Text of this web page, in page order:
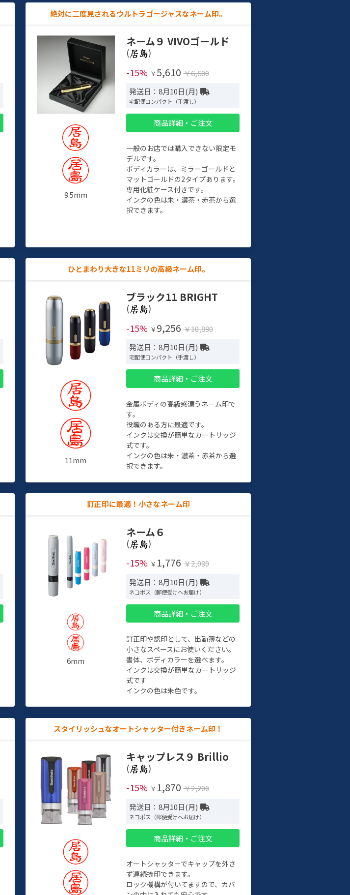
絶対に二度見されるウルトラゴージャスなネーム印。
9.5mm
ネーム９ VIVOゴールド
(
)
-15% ￥ 5,610 ￥6,600
発送日：8月10日(月)
宅配便コンパクト（手渡し）
商品詳細・ご注文
一般のお店では購入できない限定モ
デルです。
ボディカラーは、ミラーゴールドと
マットゴールドの2タイプあります。
専用化粧ケース付きです。
インクの色は朱・濃茶・赤茶から選
択できます。
ひとまわり大きな11ミリの高級ネーム印。
11mm
ブラック11 BRIGHT
(
)
-15% ￥ 9,256 ￥10,890
発送日：8月10日(月)
宅配便コンパクト（手渡し）
商品詳細・ご注文
金属ボディの高級感漂うネーム印で
す。
役職のある方に最適です。
インクは交換が簡単なカートリッジ
式です。
インクの色は朱・濃茶・赤茶から選
択できます。
訂正印に最適！小さなネーム印
6mm
ネーム６
(
)
-15% ￥ 1,776 ￥2,090
発送日：8月10日(月)
ネコポス（郵便受けへお届け）
商品詳細・ご注文
訂正印や認印として、出勤簿などの
小さなスペースにお使いください。
書体、ボディカラーを選べます。
インクは交換が簡単なカートリッジ
式です
インクの色は朱色です。
スタイリッシュなオートシャッター付きネーム印！
キャップレス９ Brillio
(
)
-15% ￥ 1,870 ￥2,200
発送日：8月10日(月)
ネコポス（郵便受けへお届け）
商品詳細・ご注文
オートシャッターでキャップを外さ
ず連続捺印できます。
ロック機構が付いてますので、カバ